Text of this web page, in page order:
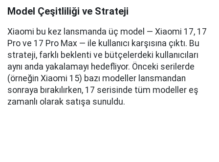
Model Çeşitliliği ve Strateji
Xiaomi bu kez lansmanda üç model — Xiaomi 17, 17
Pro ve 17 Pro Max — ile kullanıcı karşısına çıktı. Bu
strateji, farklı beklenti ve bütçelerdeki kullanıcıları
aynı anda yakalamayı hedefliyor. Önceki serilerde
(örneğin Xiaomi 15) bazı modeller lansmandan
sonraya bırakılırken, 17 serisinde tüm modeller eş
zamanlı olarak satışa sunuldu.